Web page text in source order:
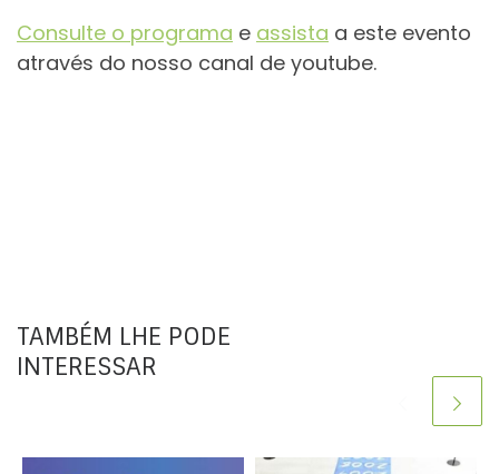
Consulte o programa e assista a este evento
através do nosso canal de youtube.
TAMBÉM LHE PODE
INTERESSAR